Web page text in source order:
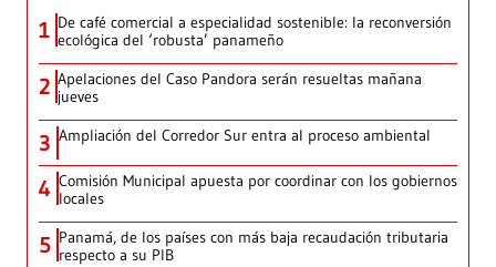
1 De café comercial a especialidad sostenible: la reconversión
ecológica del ‘robusta’ panameño
2 Apelaciones del Caso Pandora serán resueltas mañana
jueves
3 Ampliación del Corredor Sur entra al proceso ambiental
4 Comisión Municipal apuesta por coordinar con los gobiernos
locales
5 Panamá, de los países con más baja recaudación tributaria
respecto a su PIB